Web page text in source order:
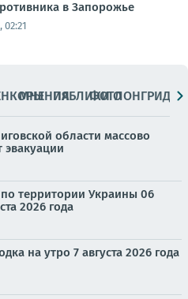
в Запорожье
02:21
МНЕНИЯПАБЛИКИ
ФОТОЛОНГРИДЫ
области массово
эвакуации
территории Украины 06
2026 года
на утро 7 августа 2026 года